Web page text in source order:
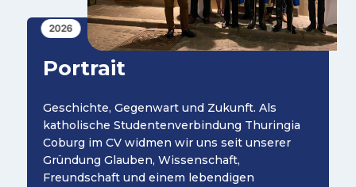
2026
Portrait
Geschichte, Gegenwart und Zukunft. Als
katholische Studentenverbindung Thuringia
Coburg im CV widmen wir uns seit unserer
Gründung Glauben, Wissenschaft,
Freundschaft und einem lebendigen